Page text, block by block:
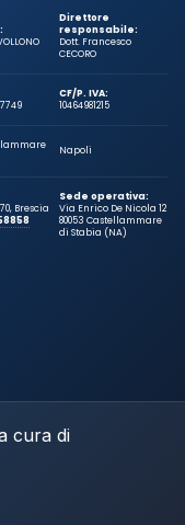
Direttore
responsabile:
Dott. Francesco
CECORO
CF/P. IVA:
10464981215
Napoli
Brescia
Sede operativa:
Via Enrico De Nicola 12
80053 Castellammare
di Stabia (NA)
cura di